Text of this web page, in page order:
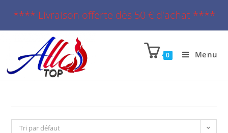
**** Livraison offerte dès 50 € d'achat ****
0 Menu
Tri par défaut